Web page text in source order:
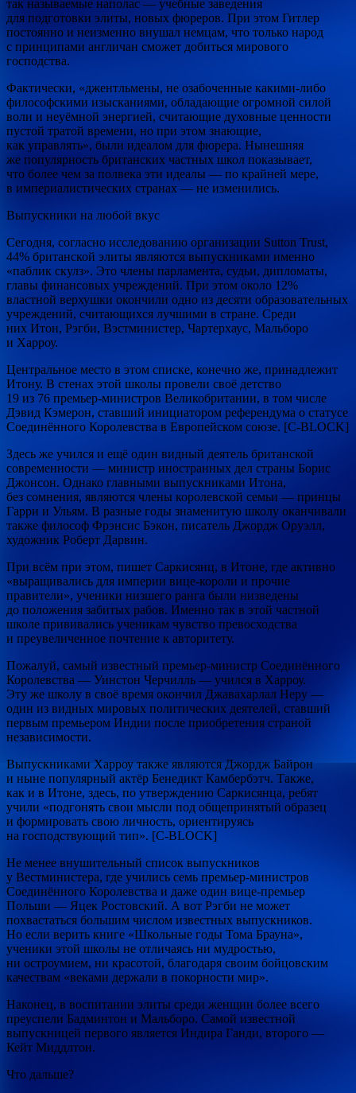
так называемые наполас — учебные заведения
для подготовки элиты, новых фюреров. При этом Гитлер
постоянно и неизменно внушал немцам, что только народ
с принципами англичан сможет добиться мирового
господства.
Фактически, «джентльмены, не озабоченные какими-либо
философскими изысканиями, обладающие огромной силой
воли и неуёмной энергией, считающие духовные ценности
пустой тратой времени, но при этом знающие,
как управлять», были идеалом для фюрера. Нынешняя
же популярность британских частных школ показывает,
что более чем за полвека эти идеалы — по крайней мере,
в империалистических странах — не изменились.
Выпускники на любой вкус
Сегодня, согласно исследованию организации Sutton Trust,
44% британской элиты являются выпускниками именно
«паблик скулз». Это члены парламента, судьи, дипломаты,
главы финансовых учреждений. При этом около 12%
властной верхушки окончили одно из десяти образовательных
учреждений, считающихся лучшими в стране. Среди
них Итон, Рэгби, Вэстминистер, Чартерхаус, Мальборо
и Харроу.
Центральное место в этом списке, конечно же, принадлежит
Итону. В стенах этой школы провели своё детство
19 из 76 премьер-министров Великобритании, в том числе
Дэвид Кэмерон, ставший инициатором референдума о статусе
Соединённого Королевства в Европейском союзе. [С-BLOCK]
Здесь же учился и ещё один видный деятель британской
современности — министр иностранных дел страны Борис
Джонсон. Однако главными выпускниками Итона,
без сомнения, являются члены королевской семьи — принцы
Гарри и Ульям. В разные годы знаменитую школу оканчивали
также философ Фрэнсис Бэкон, писатель Джордж Оруэлл,
художник Роберт Дарвин.
При всём при этом, пишет Саркисянц, в Итоне, где активно
«выращивались для империи вице-короли и прочие
правители», ученики низшего ранга были низведены
до положения забитых рабов. Именно так в этой частной
школе прививались ученикам чувство превосходства
и преувеличенное почтение к авторитету.
Пожалуй, самый известный премьер-министр Соединённого
Королевства — Уинстон Черчилль — учился в Харроу.
Эту же школу в своё время окончил Джавахарлал Неру —
один из видных мировых политических деятелей, ставший
первым премьером Индии после приобретения страной
независимости.
Выпускниками Харроу также являются Джордж Байрон
и ныне популярный актёр Бенедикт Камбербэтч. Также,
как и в Итоне, здесь, по утверждению Саркисянца, ребят
учили «подгонять свои мысли под общепринятый образец
и формировать свою личность, ориентируясь
на господствующий тип». [С-BLOCK]
Не менее внушительный список выпускников
у Вестминистера, где учились семь премьер-министров
Соединённого Королевства и даже один вице-премьер
Польши — Яцек Ростовский. А вот Рэгби не может
похвастаться большим числом известных выпускников.
Но если верить книге «Школьные годы Тома Брауна»,
ученики этой школы не отличаясь ни мудростью,
ни остроумием, ни красотой, благодаря своим бойцовским
качествам «веками держали в покорности мир».
Наконец, в воспитании элиты среди женщин более всего
преуспели Бадминтон и Мальборо. Самой известной
выпускницей первого является Индира Ганди, второго —
Кейт Миддлтон.
Что дальше?